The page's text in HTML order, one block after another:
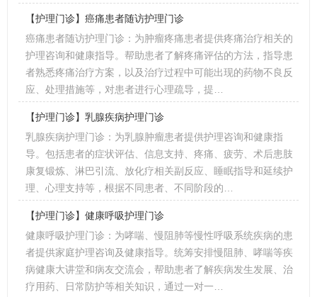
【护理门诊】癌痛患者随访护理门诊
癌痛患者随访护理门诊：为肿瘤疼痛患者提供疼痛治疗相关的
护理咨询和健康指导。帮助患者了解疼痛评估的方法，指导患
者熟悉疼痛治疗方案，以及治疗过程中可能出现的药物不良反
应、处理措施等，对患者进行心理疏导，提…
【护理门诊】乳腺疾病护理门诊
乳腺疾病护理门诊：为乳腺肿瘤患者提供护理咨询和健康指
导。包括患者的症状评估、信息支持、疼痛、疲劳、术后患肢
康复锻炼、淋巴引流、放化疗相关副反应、睡眠指导和延续护
理、心理支持等，根据不同患者、不同阶段的…
【护理门诊】健康呼吸护理门诊
健康呼吸护理门诊：为哮喘、慢阻肺等慢性呼吸系统疾病的患
者提供家庭护理咨询及健康指导。统筹安排慢阻肺、哮喘等疾
病健康大讲堂和病友交流会，帮助患者了解疾病发生发展、治
疗用药、日常防护等相关知识，通过一对一…